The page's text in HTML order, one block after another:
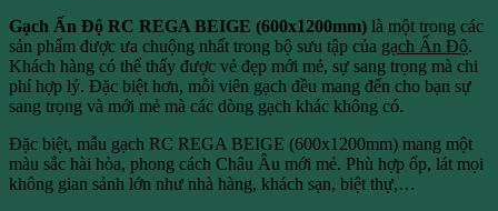
Gạch Ấn Độ RC REGA BEIGE (600x1200mm) là một trong các
sản phẩm được ưa chuộng nhất trong bộ sưu tập của gạch Ấn Độ.
Khách hàng có thể thấy được vẻ đẹp mới mẻ, sự sang trọng mà chi
phí hợp lý. Đặc biệt hơn, mỗi viên gạch đều mang đến cho bạn sự
sang trọng và mới mẻ mà các dòng gạch khác không có.
Đặc biệt, mẫu gạch RC REGA BEIGE (600x1200mm) mang một
màu sắc hài hòa, phong cách Châu Âu mới mẻ. Phù hợp ốp, lát mọi
không gian sảnh lớn như nhà hàng, khách sạn, biệt thự,…